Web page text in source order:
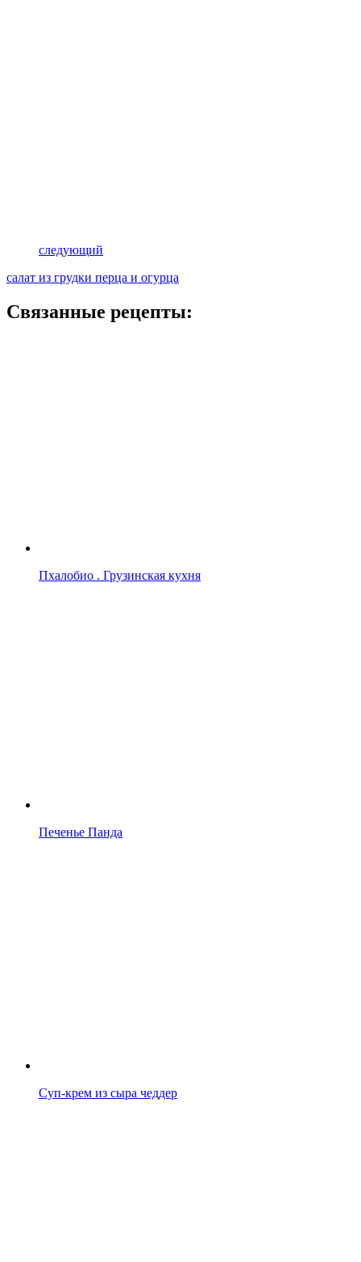
следующий
салат из грудки перца и огурца
Связанные рецепты:
Пхалобио . Грузинская кухня
Печенье Панда
Суп-крем из сыра чеддер